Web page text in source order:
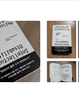
놓이게 되는가? 만약
접하게 관계 맺고
서
해석하는 방식에는
려주는 것을 넘어선
무쌍한 문제들이